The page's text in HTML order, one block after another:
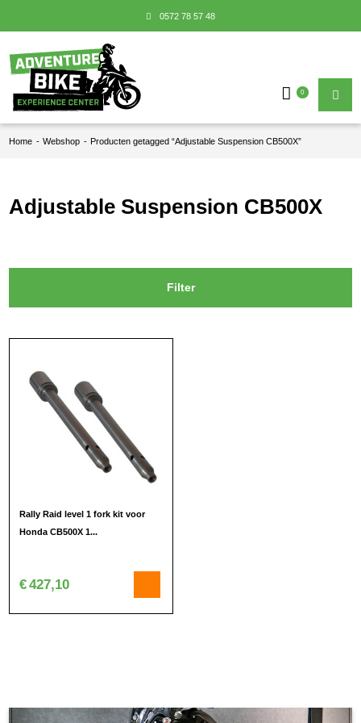
0572 78 57 48
0
Home - Webshop - Producten getagged “Adjustable Suspension CB500X”
Adjustable Suspension CB500X
Filter
Rally Raid level 1 fork kit voor
Honda CB500X 1...
€427,10